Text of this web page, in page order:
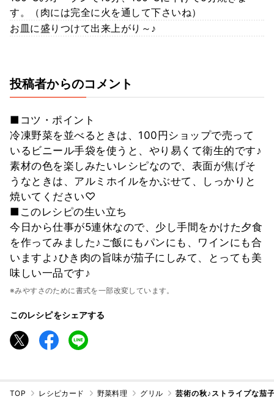
す。（肉には完全に火を通して下さいね）
お皿に盛りつけて出来上がり～♪
投稿者からのコメント
■コツ・ポイント
冷凍野菜を並べるときは、100円ショップで売って
いるビニール手袋を使うと、やり易くて衛生的です♪
素材の色を楽しみたいレシピなので、表面が焦げそ
うなときは、アルミホイルをかぶせて、しっかりと
焼いてください♡
■このレシピの生い立ち
今日から仕事が5連休なので、少し手間をかけた夕食
を作ってみました♪ご飯にもパンにも、ワインにも合
いますよ♪ひき肉の旨味が茄子にしみて、とっても美
味しい一品です♪
※みやすさのために書式を一部改変しています。
このレシピをシェアする
TOP レシピカード 野菜料理 グリル 芸術の秋♪ストライプな茄